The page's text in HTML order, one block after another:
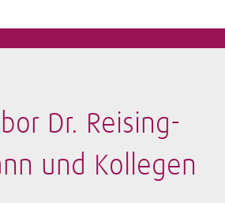
Dr. Reising-
und Kollegen